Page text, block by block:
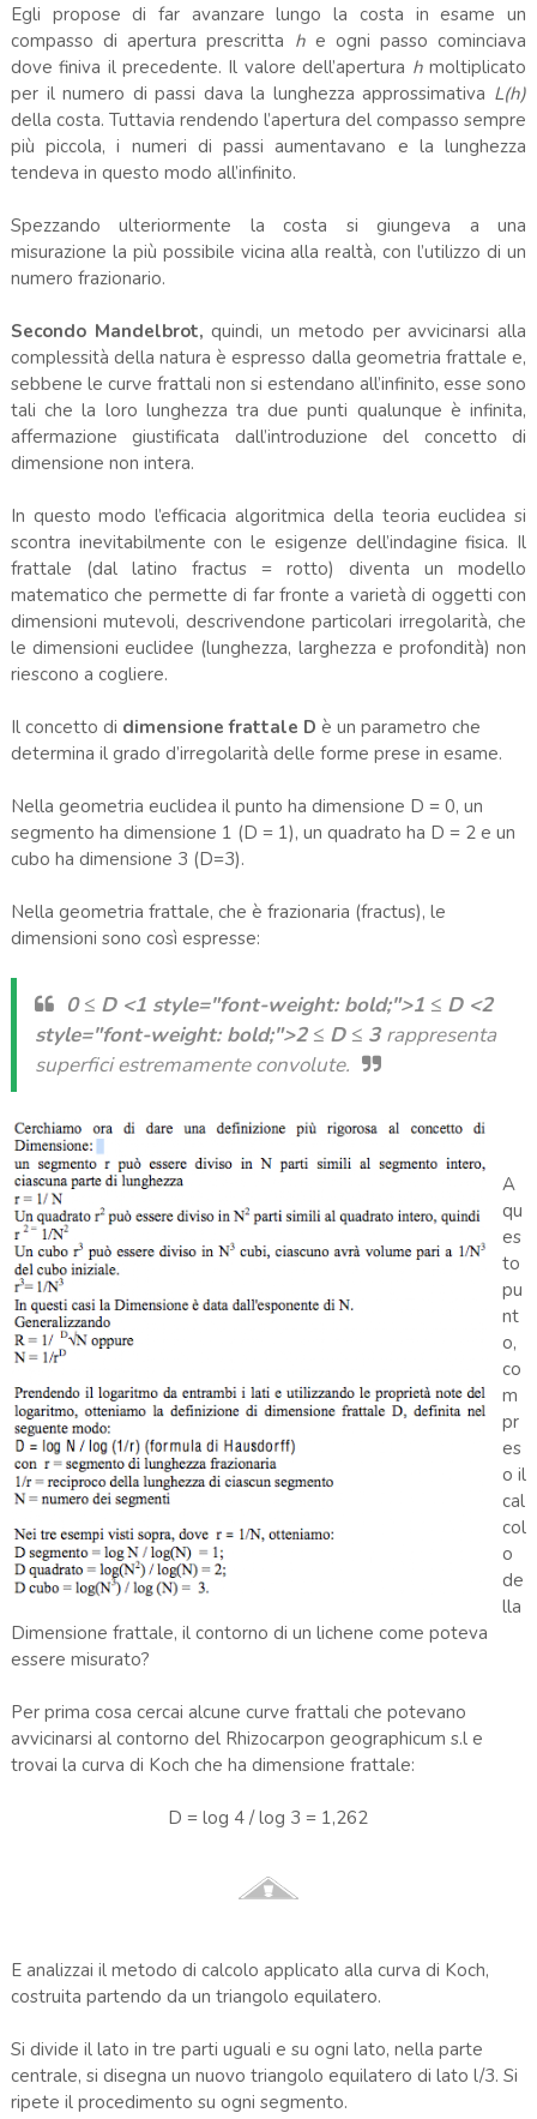
Egli propose di far avanzare lungo la costa in esame un
compasso di apertura prescritta he ogni passo cominciava
dove finiva il precedente. Il valore dell’apertura hmoltiplicato
per il numero di passi dava la lunghezza approssimativa L(h)
della costa. Tuttavia rendendo l’apertura del compasso sempre
più piccola, i numeri di passi aumentavano e la lunghezza
tendeva in questo modo all’infinito.
Spezzando ulteriormente la costa si giungeva a una
misurazione la più possibile vicina alla realtà, con l’utilizzo di un
numero frazionario.
Secondo Mandelbrot, quindi, un metodo per avvicinarsi alla
complessità della natura è espresso dalla geometria frattale e,
sebbene le curve frattali non si estendano all’infinito, esse sono
tali che la loro lunghezza tra due punti qualunque è infinita,
affermazione giustificata dall’introduzione del concetto di
dimensione non intera.
In questo modo l’efficacia algoritmica della teoria euclidea si
scontra inevitabilmente con le esigenze dell’indagine fisica. Il
frattale (dal latino fractus = rotto) diventa un modello
matematico che permette di far fronte a varietà di oggetti con
dimensioni mutevoli, descrivendone particolari irregolarità, che
le dimensioni euclidee (lunghezza, larghezza e profondità) non
riescono a cogliere.
Il concetto di dimensione frattale D è un parametro che
determina il grado d’irregolarità delle forme prese in esame.
Nella geometria euclidea il punto ha dimensione D = 0, un
segmento ha dimensione 1 (D = 1), un quadrato ha D = 2 e un
cubo ha dimensione 3 (D=3).
Nella geometria frattale, che è frazionaria (fractus), le
dimensioni sono così espresse:
0 ≤ D <1 style="font-weight: bold;">1 ≤ D <2
style="font-weight: bold;">2 ≤ D ≤3 rappresenta
superfici estremamente convolute.
A
qu
es
to
pu
nt
o,
co
m
pr
es
o il
cal
col
o
de
lla
Dimensione frattale, il contorno di un lichene come poteva
essere misurato?
Per prima cosa cercai alcune curve frattali che potevano
avvicinarsi al contorno del Rhizocarpon geographicum s.l e
trovai la curva di Koch che ha dimensione frattale:
D = log 4 / log 3 = 1,262
E analizzai il metodo di calcolo applicato alla curva di Koch,
costruita partendo da un triangolo equilatero.
Si divide il lato in tre parti uguali e su ogni lato, nella parte
centrale, si disegna un nuovo triangolo equilatero di lato l/3. Si
ripete il procedimento su ogni segmento.